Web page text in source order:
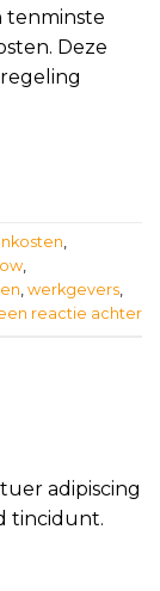
tenminste
Deze
,
,
, werkgevers,
reactie achter
adipiscing
tincidunt.